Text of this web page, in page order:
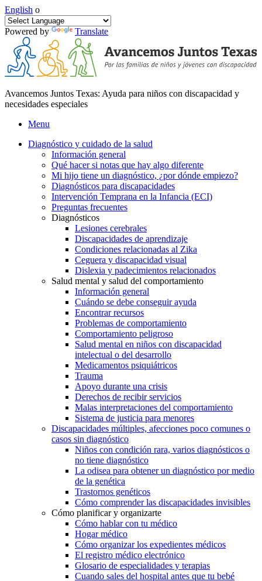
English o
Powered by Translate
Avancemos Juntos Texas: Ayuda para niños con discapacidad y
necesidades especiales
Menu
Diagnóstico y cuidado de la salud
Información general
Qué hacer si notas que hay algo diferente
Mi hijo tiene un diagnóstico, ¿por dónde empiezo?
Diagnósticos para discapacidades
Intervención Temprana en la Infancia (ECI)
Preguntas frecuentes
Diagnósticos
Lesiones cerebrales
Discapacidades de aprendizaje
Condiciones relacionadas al Zika
Ceguera y discapacidad visual
Dislexia y padecimientos relacionados
Salud mental y salud del comportamiento
Información general
Cuándo se debe conseguir ayuda
Encontrar recursos
Problemas de comportamiento
Comportamiento peligroso
Salud mental en niños con discapacidad
intelectual o del desarrollo
Medicamentos psiquiátricos
Trauma
Apoyo durante una crisis
Derechos de recibir servicios
Malas interpretaciones del comportamiento
Sistema de justicia para menores
Discapacidades múltiples, afecciones poco comunes o
casos sin diagnóstico
Niños con condición rara, varios diagnósticos o
no tiene diagnóstico
La odisea para obtener un diagnóstico por medio
de la genética
Trastornos genéticos
Cómo comprender las discapacidades invisibles
Cómo planificar y organizarte
Cómo hablar con tu médico
Hogar médico
Cómo organizar los expedientes médicos
El registro médico electrónico
Glosario de especialidades y terapias
Cuando sales del hospital antes que tu bebé